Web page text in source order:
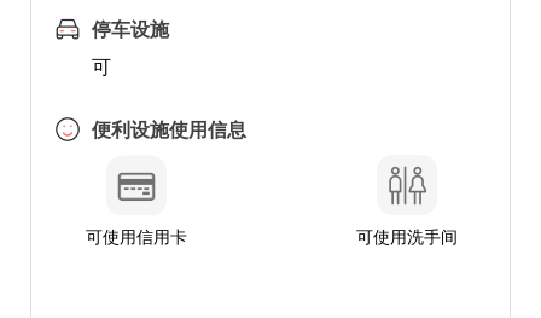
停车设施
可
便利设施使用信息
可使用信用卡 可使用洗手间